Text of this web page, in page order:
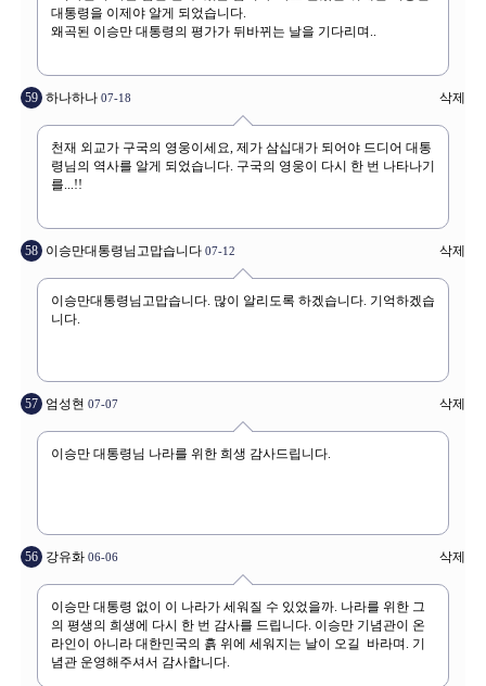
59 하나하나 07-18 삭제
58 이승만대통령님고맙습니다 07-12 삭제
57 엄성현 07-07 삭제
56 강유화 06-06 삭제